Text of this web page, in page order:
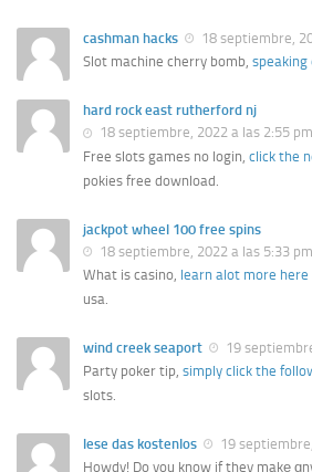
cashman hacks
18 septiembre,
Slot machine cherry bomb, speaking
hard rock east rutherford nj
18 septiembre, 2022 a las 2:55 pm
Free slots games no login, click the
pokies free download.
jackpot wheel 100 free spins
18 septiembre, 2022 a las 5:33 pm
What is casino, learn alot more here
usa.
wind creek seaport
19
Party poker tip, simply click the
slots.
lese das kostenlos
19
Howdy! Do you know if they makе